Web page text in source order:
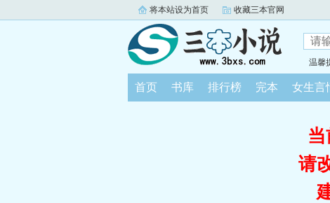
将本站设为首页 收藏三本官网
温馨
首页 书库 排行榜 完本 女生言
请